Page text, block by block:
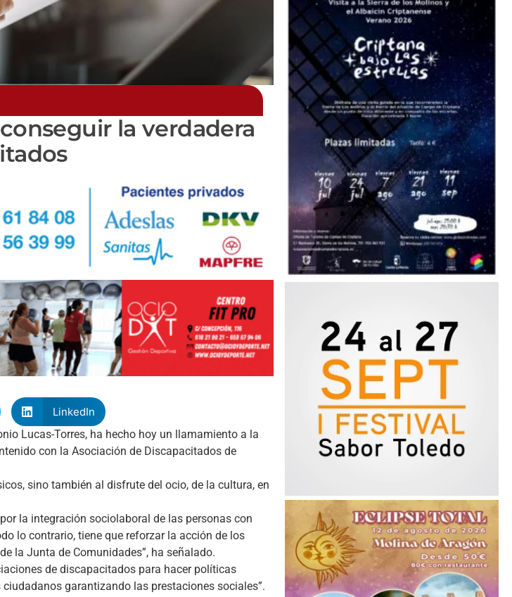
la verdadera
LinkedIn
Lucas-Torres, ha hecho hoy un llamamiento a la
con la Asociación de Discapacitados de
sino también al disfrute del ocio, de la cultura, en
la integración sociolaboral de las personas con
lo contrario, tiene que reforzar la acción de los
la Junta de Comunidades”, ha señalado.
de discapacitados para hacer políticas
garantizando las prestaciones sociales”.